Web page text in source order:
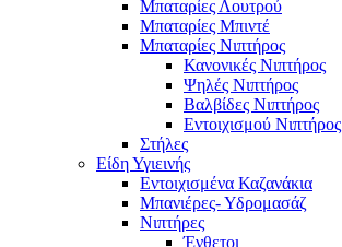
Μπαταρίες Λουτρού
Μπαταρίες Μπιντέ
Μπαταρίες Νιπτήρος
Κανονικές Νιπτήρος
Ψηλές Νιπτήρος
Βαλβίδες Νιπτήρος
Εντοιχισμού Νιπτήρος
Στήλες
Είδη Υγιεινής
Εντοιχισμένα Καζανάκια
Μπανιέρες- Υδρομασάζ
Νιπτήρες
Ένθετοι